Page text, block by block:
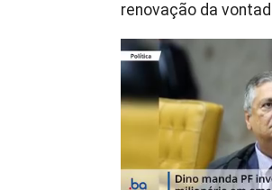
renovação da